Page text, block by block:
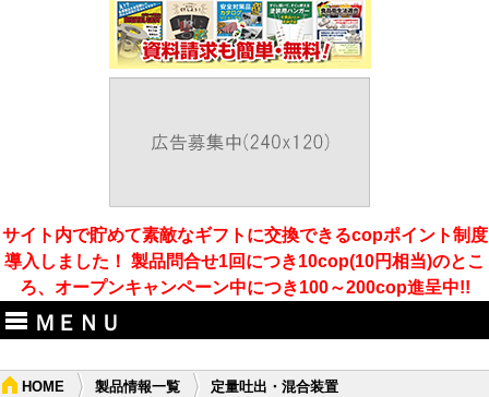
サイト内で貯めて素敵なギフトに交換できるcopポイント制度
導入しました！ 製品問合せ1回につき10cop(10円相当)のとこ
ろ、オープンキャンペーン中につき100～200cop進呈中!!
ＭＥＮＵ
HOME 製品情報一覧
定量吐出・混合装置